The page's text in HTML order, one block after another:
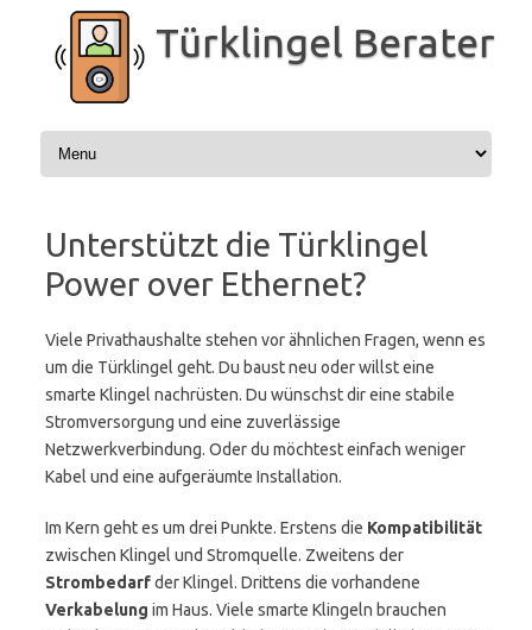
springen
Türklingel Berater
Unterstützt die Türklingel
Power over Ethernet?
Viele Privathaushalte stehen vor ähnlichen Fragen, wenn es
um die Türklingel geht. Du baust neu oder willst eine
smarte Klingel nachrüsten. Du wünschst dir eine stabile
Stromversorgung und eine zuverlässige
Netzwerkverbindung. Oder du möchtest einfach weniger
Kabel und eine aufgeräumte Installation.
Im Kern geht es um drei Punkte. Erstens die Kompatibilität
zwischen Klingel und Stromquelle. Zweitens der
Strombedarfder Klingel. Drittens die vorhandene
Verkabelung im Haus. Viele smarte Klingeln brauchen